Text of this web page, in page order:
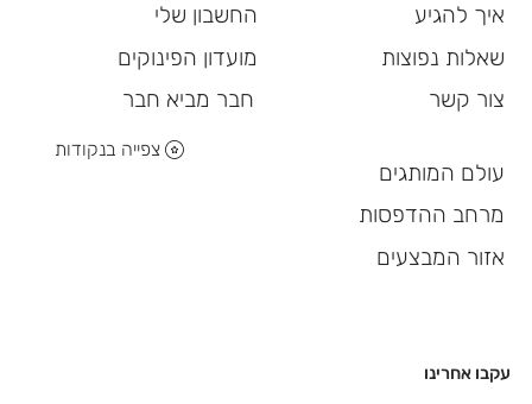
החשבון שלי
מועדון הפינוקים
חבר מביא חבר
צפייה בנקודות
עקבו אחרינו
איך להגיע
שאלות נפוצות
צור קשר
עולם המותגים
מרחב ההדפסות
אזור המבצעים